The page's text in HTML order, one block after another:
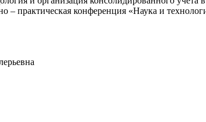
– практическая конференция «Наука и